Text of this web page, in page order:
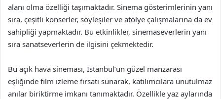
alanı olma özelliği taşımaktadır. Sinema gösterimlerinin yanı
sıra, çeşitli konserler, söyleşiler ve atölye çalışmalarına da ev
sahipliği yapmaktadır. Bu etkinlikler, sinemaseverlerin yanı
sıra sanatseverlerin de ilgisini çekmektedir.
Bu açık hava sineması, İstanbul’un güzel manzarası
eşliğinde film izleme fırsatı sunarak, katılımcılara unutulmaz
anılar biriktirme imkanı tanımaktadır. Özellikle yaz aylarında